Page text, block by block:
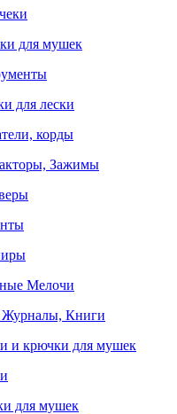
для мушек
для лески
корды
Зажимы
Мелочи
Книги
и крючки для мушек
для мушек